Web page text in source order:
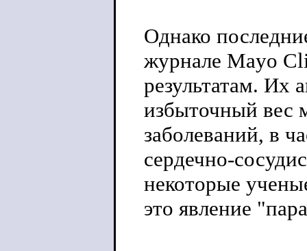
Однако
журнале Mayo
результатам. Их
избыточный вес
заболеваний, в
сердечно-
некоторые
это явление